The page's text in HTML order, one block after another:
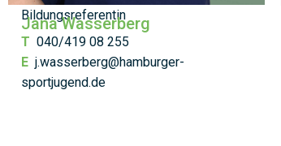
Bildungsreferentin
Jana Wasserberg
T 040/419 08 255
E j.wasserberg@hamburger-
sportjugend.de